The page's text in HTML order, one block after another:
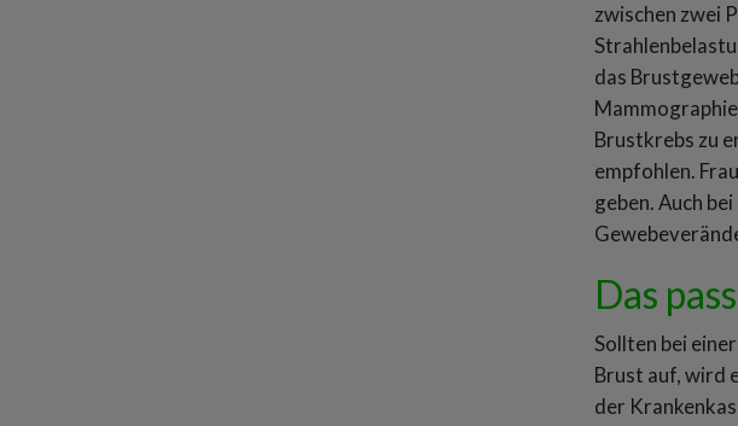
zwischen zwei
das
Brustkrebs zu
empfohlen.
geben. Auch
Das
Sollten bei
Brust auf, wird
der